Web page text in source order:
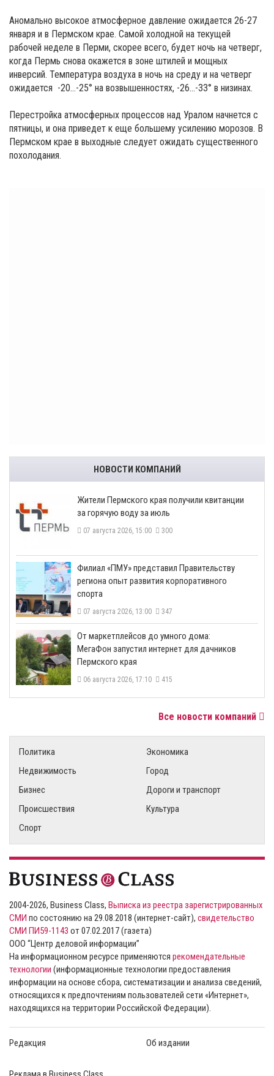
Аномально высокое атмосферное давление ожидается 26-27
января и в Пермском крае. Самой холодной на текущей
рабочей неделе в Перми, скорее всего, будет ночь на четверг,
когда Пермь снова окажется в зоне штилей и мощных
инверсий. Температура воздуха в ночь на среду и на четверг
ожидается -20…-25° на возвышенностях, -26…-33° в низинах.
Перестройка атмосферных процессов над Уралом начнется с
пятницы, и она приведет к еще большему усилению морозов. В
Пермском крае в выходные следует ожидать существенного
похолодания.
НОВОСТИ КОМПАНИЙ
​Жители Пермского края получили квитанции
за горячую воду за июль
07 августа 2026, 15:00 300
​Филиал «ПМУ» представил Правительству
региона опыт развития корпоративного
спорта
07 августа 2026, 13:00 347
От маркетплейсов до умного дома:
МегаФон запустил интернет для дачников
Пермского края
06 августа 2026, 17:10 415
Все новости компаний
Политика
Экономика
Недвижимость
Город
Бизнес
Дороги и транспорт
Происшествия
Культура
Спорт
2004-2026, Business Class, Выписка из реестра зарегистрированных
СМИ по состоянию на 29.08.2018 (интернет-сайт), свидетельство
СМИ ПИ59-1143 от 07.02.2017 (газета)
ООО “Центр деловой информации”
На информационном ресурсе применяются рекомендательные
технологии (информационные технологии предоставления
информации на основе сбора, систематизации и анализа сведений,
относящихся к предпочтениям пользователей сети «Интернет»,
находящихся на территории Российской Федерации).
Редакция Об издании